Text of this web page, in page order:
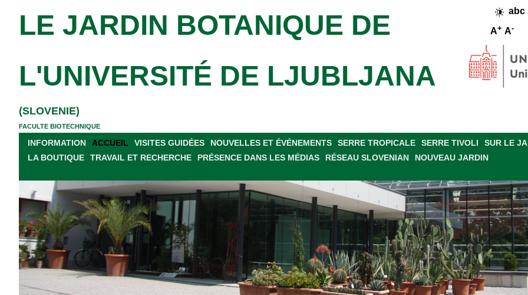
abc
A+ A-
LE JARDIN BOTANIQUE DE
L'UNIVERSITÉ DE LJUBLJANA
(SLOVENIE)
FACULTE BIOTECHNIQUE
INFORMATION ACCUEIL VISITES GUIDÉES NOUVELLES ET ÉVÉNEMENTS SERRE TROPICALE SERRE TIVOLI
SUR LE
LA BOUTIQUE
TRAVAIL ET RECHERCHE PRÉSENCE DANS LES MÉDIAS RÉSEAU SLOVENIAN NOUVEAU JARDIN